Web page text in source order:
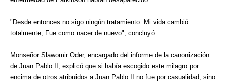
"Desde entonces no sigo ningún tratamiento. Mi vida cambió
totalmente, Fue como nacer de nuevo", concluyó.
Monseñor Slawomir Oder, encargado del informe de la canonización
de Juan Pablo II, explicó que si había escogido este milagro por
encima de otros atribuidos a Juan Pablo II no fue por casualidad, sino